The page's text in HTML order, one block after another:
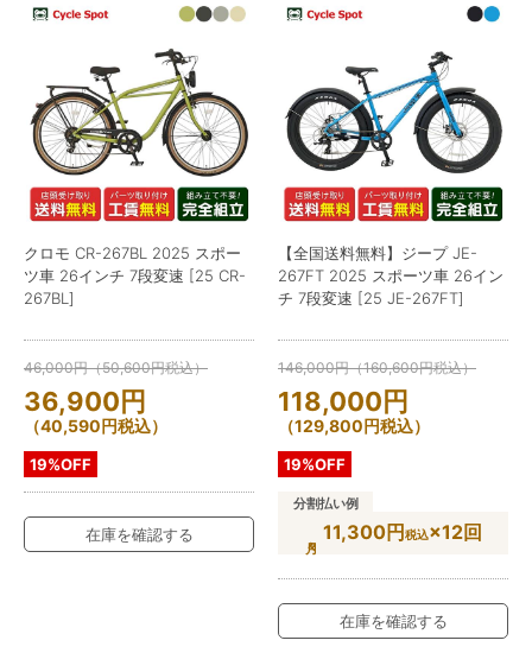
クロモ CR-267BL 2025 スポー
ツ車 26インチ 7段変速 [25 CR-
267BL]
46,000円（50,600円税込）
36,900円
（40,590円税込）
19%OFF
在庫を確認する
【全国送料無料】ジープ JE-
267FT 2025 スポーツ車 26イン
チ 7段変速 [25 JE-267FT]
146,000円（160,600円税込）
118,000円
（129,800円税込）
19%OFF
分割払い例
11,300円税込×12回
在庫を確認する